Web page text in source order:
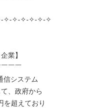
✧-✧-✧-✧-✧-✧
業】
￣￣
信システム
、政府から
を超えており